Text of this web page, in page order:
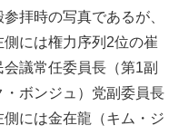
拝時の写真であるが、
には権力序列2位の崔
議常任委員長（第1副
ボンジュ）党副委員長
側には金在龍（キム・ジ